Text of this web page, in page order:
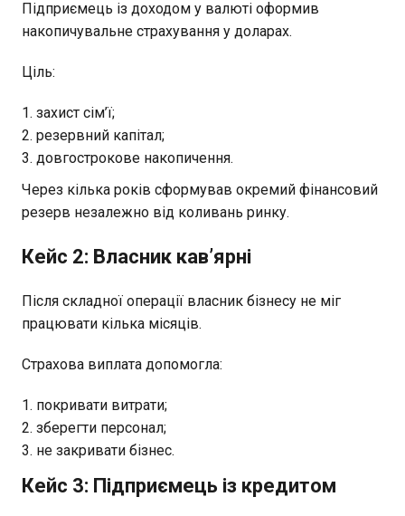
Підприємець із доходом у валюті оформив
накопичувальне страхування у доларах.
Ціль:
захист сім’ї;
резервний капітал;
довгострокове накопичення.
Через кілька років сформував окремий фінансовий
резерв незалежно від коливань ринку.
Кейс 2: Власник кав’ярні
Після складної операції власник бізнесу не міг
працювати кілька місяців.
Страхова виплата допомогла:
покривати витрати;
зберегти персонал;
не закривати бізнес.
Кейс 3: Підприємець із кредитом